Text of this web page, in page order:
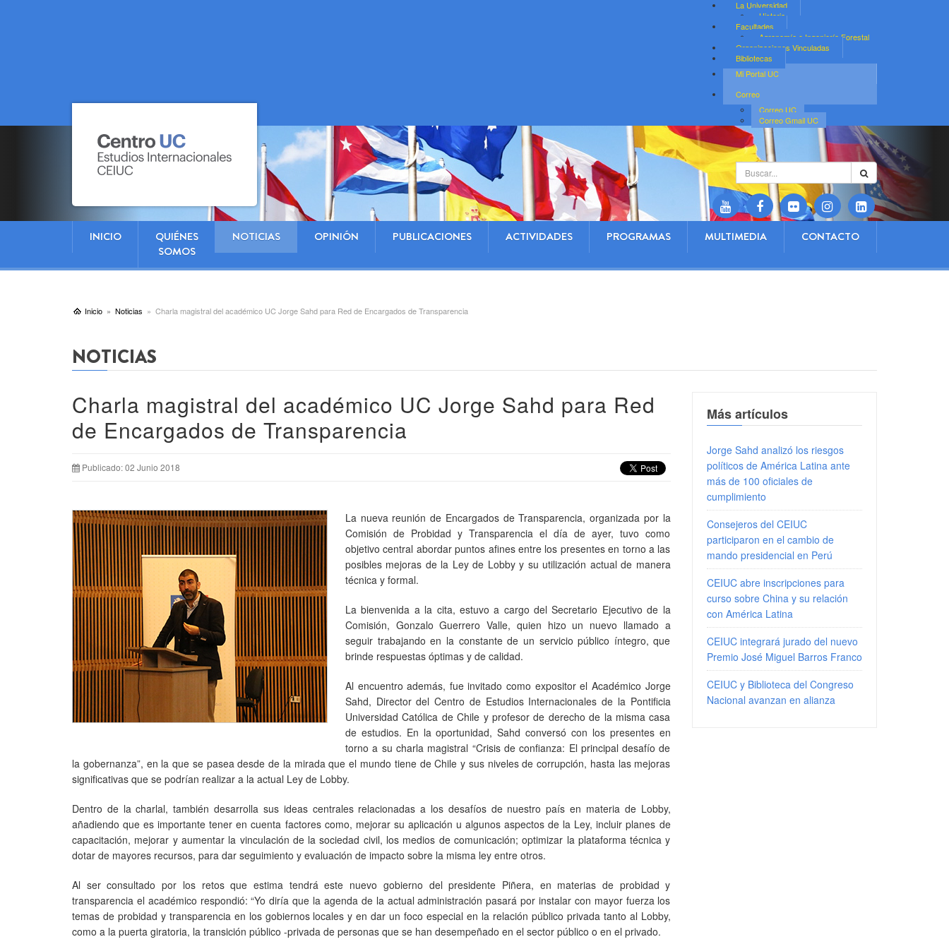
La Universidad
Historia
Facultades
Agronomía e Ingeniería Forestal
Organizaciones Vinculadas
Bibliotecas
Mi Portal UC
Correo
Correo UC
Correo Gmail UC
Buscar...
INICIO
QUIÉNES
SOMOS
NOTICIAS OPINIÓN PUBLICACIONES ACTIVIDADES PROGRAMAS MULTIMEDIA CONTACTO
Inicio Noticias Charla magistral del académico UC Jorge Sahd para Red de Encargados de Transparencia
NOTICIAS
Charla magistral del académico UC Jorge Sahd para Red
de Encargados de Transparencia
Publicado: 02 Junio 2018
La nueva reunión de Encargados de Transparencia, organizada por la
Comisión de Probidad y Transparencia el día de ayer, tuvo como
objetivo central abordar puntos afines entre los presentes en torno a las
posibles mejoras de la Ley de Lobby y su utilización actual de manera
técnica y formal.
La bienvenida a la cita, estuvo a cargo del Secretario Ejecutivo de la
Comisión, Gonzalo Guerrero Valle, quien hizo un nuevo llamado a
seguir trabajando en la constante de un servicio público íntegro, que
brinde respuestas óptimas y de calidad.
Al encuentro además, fue invitado como expositor el Académico Jorge
Sahd, Director del Centro de Estudios Internacionales de la Pontificia
Universidad Católica de Chile y profesor de derecho de la misma casa
de estudios. En la oportunidad, Sahd conversó con los presentes en
torno a su charla magistral “Crisis de confianza: El principal desafío de
la gobernanza”, en la que se pasea desde de la mirada que el mundo tiene de Chile y sus niveles de corrupción, hasta las mejoras
significativas que se podrían realizar a la actual Ley de Lobby.
Dentro de la charlal, también desarrolla sus ideas centrales relacionadas a los desafíos de nuestro país en materia de Lobby,
añadiendo que es importante tener en cuenta factores como, mejorar su aplicación u algunos aspectos de la Ley, incluir planes de
capacitación, mejorar y aumentar la vinculación de la sociedad civil, los medios de comunicación; optimizar la plataforma técnica y
dotar de mayores recursos, para dar seguimiento y evaluación de impacto sobre la misma ley entre otros.
Al ser consultado por los retos que estima tendrá este nuevo gobierno del presidente Piñera, en materias de probidad y
transparencia el académico respondió: “Yo diría que la agenda de la actual administración pasará por instalar con mayor fuerza los
temas de probidad y transparencia en los gobiernos locales y en dar un foco especial en la relación público privada tanto al Lobby,
como a la puerta giratoria, la transición público -privada de personas que se han desempeñado en el sector público o en el privado.
Más artículos
Jorge Sahd analizó los riesgos
políticos de América Latina ante
más de 100 oficiales de
cumplimiento
Consejeros del CEIUC
participaron en el cambio de
mando presidencial en Perú
CEIUC abre inscripciones para
curso sobre China y su relación
con América Latina
CEIUC integrará jurado del nuevo
Premio José Miguel Barros Franco
CEIUC y Biblioteca del Congreso
Nacional avanzan en alianza